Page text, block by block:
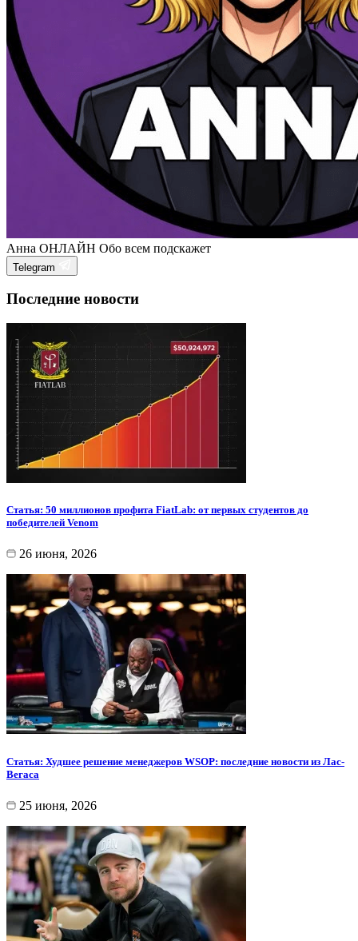
Анна ОНЛАЙН Обо всем подскажет
Telegram
Последние новости
Статья: 50 миллионов профита FiatLab: от первых студентов до
победителей Venom
26 июня, 2026
Статья: Худшее решение менеджеров WSOP: последние новости из Лас-
Вегаса
25 июня, 2026